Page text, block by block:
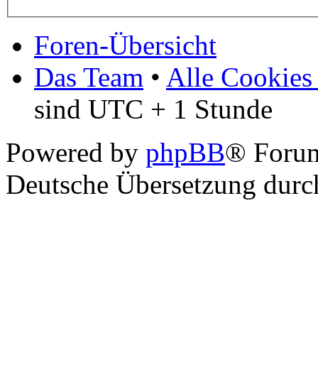
Foren-Übersicht
Das Team • Alle Cookies
sind UTC + 1 Stunde
Powered by phpBB®
Deutsche Übersetzung